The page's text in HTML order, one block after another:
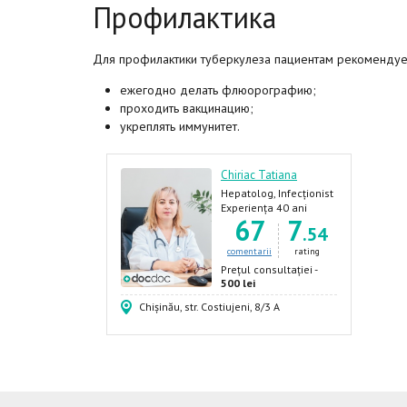
Профилактика
Для профилактики туберкулеза пациентам
ежегодно делать флюорографию;
проходить вакцинацию;
укреплять иммунитет.
Chiriac Tatiana
Hepatolog, Infecționist
Experiența 40 ani
67
comentarii
7.54
rating
Prețul consultației -
500 lei
Chișinău, str. Costiujeni, 8/3 A